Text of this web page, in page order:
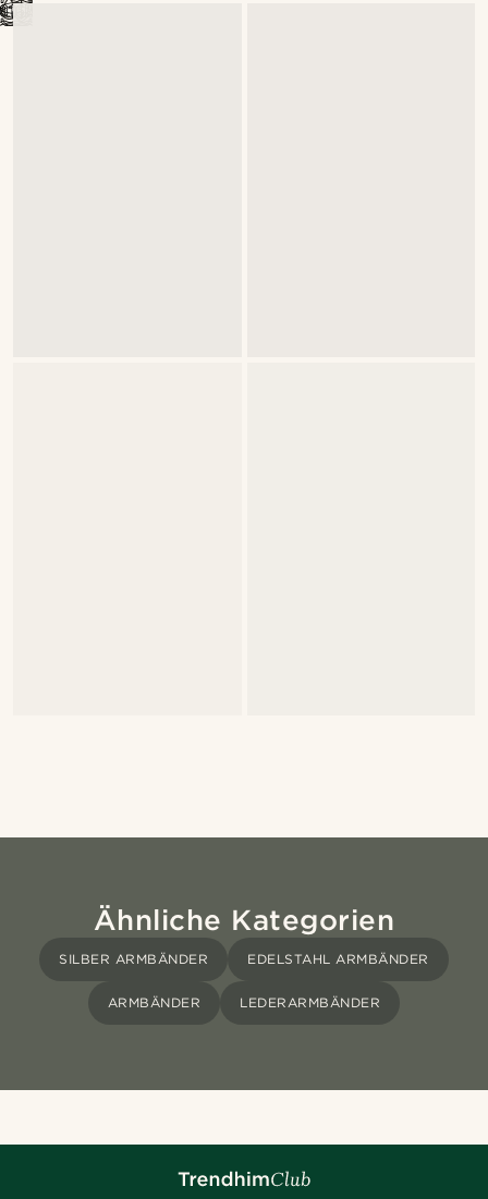
Ähnliche Kategorien
SILBER ARMBÄNDER EDELSTAHL ARMBÄNDER
ARMBÄNDER LEDERARMBÄNDER